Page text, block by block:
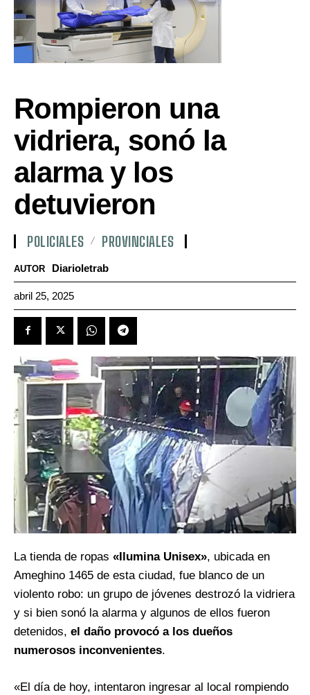
Rompieron una
vidriera, sonó la
alarma y los
detuvieron
POLICIALES PROVINCIALES
AUTOR Diarioletrab
abril 25, 2025
La tienda de ropas «Ilumina Unisex», ubicada en
Ameghino 1465 de esta ciudad, fue blanco de un
violento robo: un grupo de jóvenes destrozó la vidriera
y si bien sonó la alarma y algunos de ellos fueron
detenidos, el daño provocó a los dueños
numerosos inconvenientes.
«El día de hoy, intentaron ingresar al local rompiendo